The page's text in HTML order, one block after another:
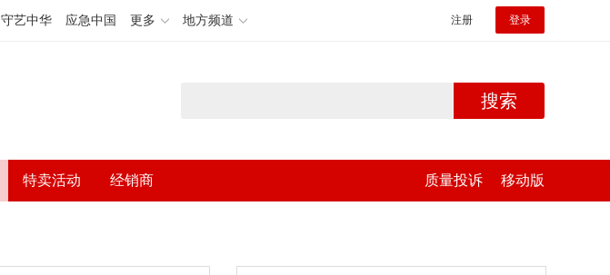
守艺中华 应急中国 更多 地方频道 注册 登录
搜索
特卖活动 经销商 质量投诉 移动版